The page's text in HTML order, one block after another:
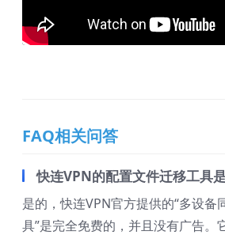
FAQ相关问答
快连VPN的配置文件迁移工具
是的，快连VPN官方提供的“多设备
具”是完全免费的，并且没有广告。